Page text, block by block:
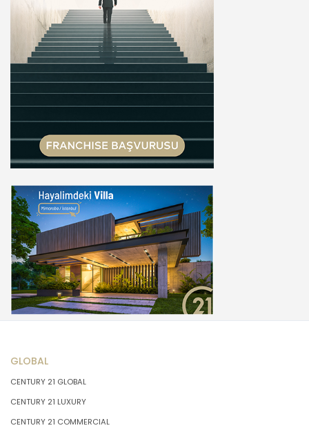
GLOBAL
CENTURY 21 GLOBAL
CENTURY 21 LUXURY
CENTURY 21 COMMERCIAL